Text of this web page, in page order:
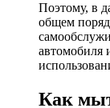
Поэтому, в
общем
автомобиля
Как